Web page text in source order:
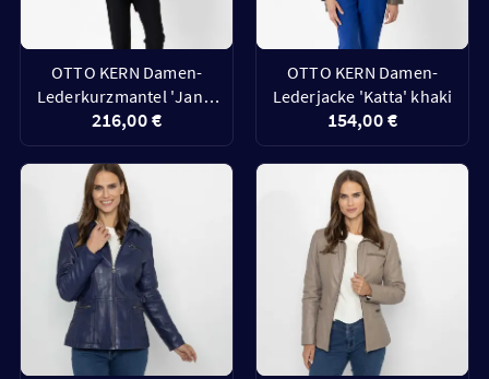
OTTO KERN Damen-
Lederkurzmantel 'Jane'
bordeaux
216,00 €
OTTO KERN Damen-
Lederjacke 'Katta' khaki
154,00 €